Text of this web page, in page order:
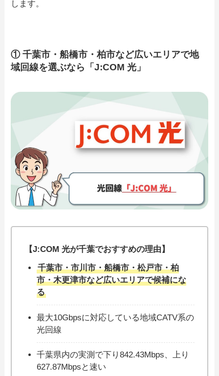
します。
① 千葉市・船橋市・柏市など広いエリアで地
域回線を選ぶなら「J:COM 光」
【J:COM 光が千葉でおすすめの理由】
千葉市・市川市・船橋市・松戸市・柏
市・木更津市など広いエリアで候補にな
る
最大10Gbpsに対応している地域CATV系の
光回線
千葉県内の実測で下り842.43Mbps、上り
627.87Mbpsと速い